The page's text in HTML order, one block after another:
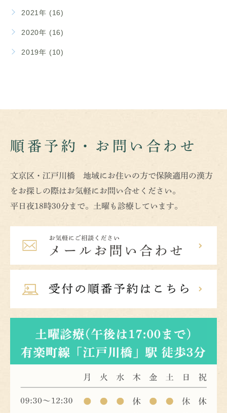
2021年 (16)
2020年 (16)
2019年 (10)
順番予約・お問い合わせ
文京区・江戸川橋 地域にお住いの方で保険適用の漢方
をお探しの際はお気軽にお問い合せください。
平日夜18時30分まで。土曜も診療しています。